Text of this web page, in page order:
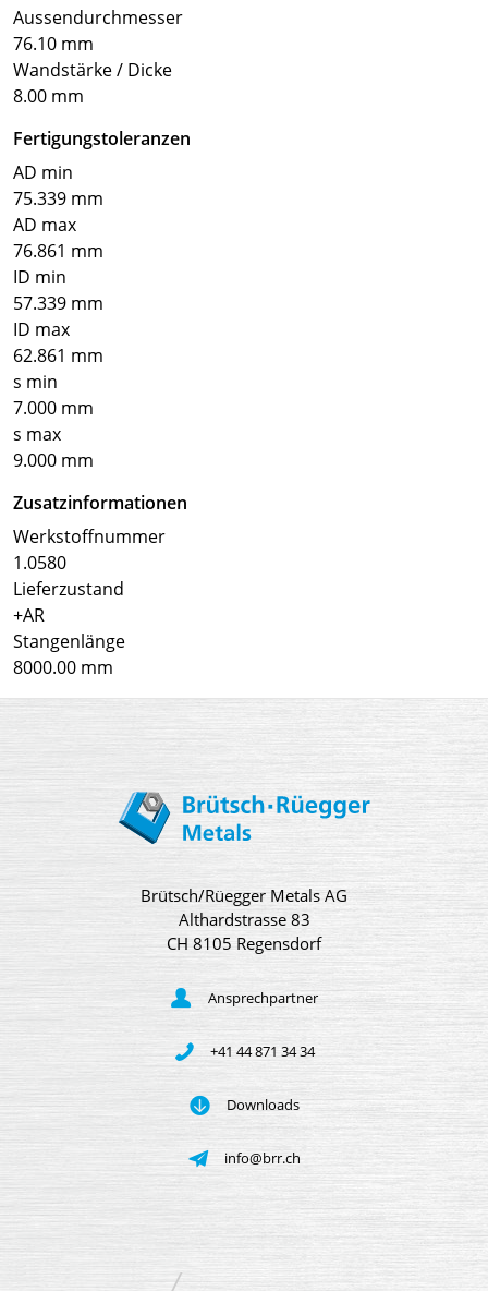
Aussendurchmesser
76.10 mm
Wandstärke / Dicke
8.00 mm
Fertigungstoleranzen
AD min
75.339 mm
AD max
76.861 mm
ID min
57.339 mm
ID max
62.861 mm
s min
7.000 mm
s max
9.000 mm
Zusatzinformationen
Werkstoffnummer
1.0580
Lieferzustand
+AR
Stangenlänge
8000.00 mm
Brütsch/Rüegger Metals AG
Althardstrasse 83
CH 8105 Regensdorf
Ansprechpartner
+41 44 871 34 34
Downloads
info@brr.ch